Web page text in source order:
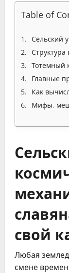
Table of
Сельский уклад и
Структура
Тотемный круг
Главные
Как
Мифы,
свой
Любая
смене времен